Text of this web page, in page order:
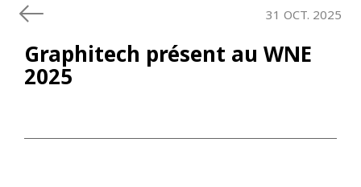
31 OCT. 2025
Graphitech présent au WNE
2025